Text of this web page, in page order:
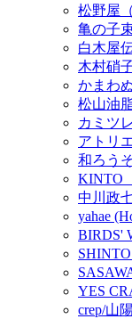
松野屋
亀の子
白木屋
木村硝
かまわ
松山油
カミツ
アトリ
和ろう
KINTO
中川政
yahae
BIRDS'
YES
crep/山